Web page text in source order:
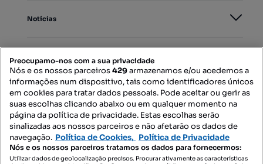
Notícias
Mapa do Site
Contacte-nos
Preocupamo-nos com a sua privacidade
Nós e os nossos parceiros429armazenamos e/ou acedemos a
informações num dispositivo, tais como identificadores únicos
em cookies para tratar dados pessoais. Pode aceitar ou gerir as
suas escolhas clicando abaixo ou em qualquer momento na
página da política de privacidade. Estas escolhas serão
sinalizadas aos nossos parceiros e não afetarão os dados de
navegação. Política de Cookies, Política de Privacidade
Nós e os nossos parceiros tratamos os dados para fornecermos:
Utilizar dados de geolocalização precisos. Procurar ativamente as características